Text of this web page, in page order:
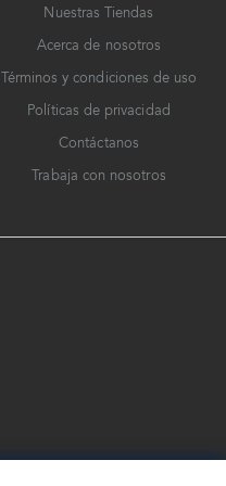
Nuestras Tiendas
Acerca de nosotros
Términos y condiciones de uso
Políticas de privacidad
Contáctanos
Trabaja con nosotros